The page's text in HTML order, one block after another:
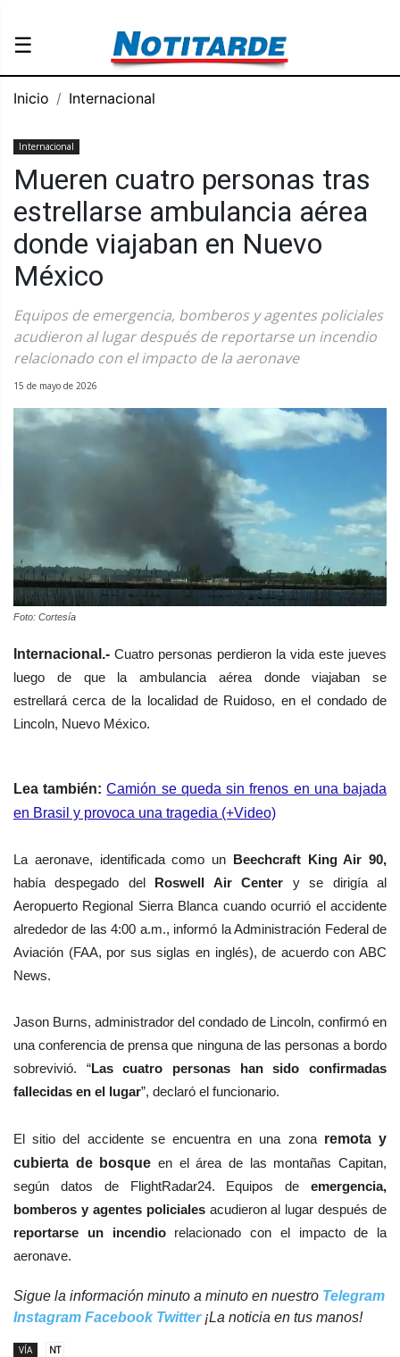
☰
Inicio Internacional
Internacional
Mueren cuatro personas tras
estrellarse ambulancia aérea
donde viajaban en Nuevo
México
Equipos de emergencia, bomberos y agentes policiales
acudieron al lugar después de reportarse un incendio
relacionado con el impacto de la aeronave
15 de mayo de 2026
Foto: Cortesía
Internacional.- Cuatro personas perdieron la vida este jueves
luego de que la ambulancia aérea donde viajaban se
estrellará cerca de la localidad de Ruidoso, en el condado de
Lincoln, Nuevo México.
Lea también:Camión se queda sin frenos en una bajada
en Brasil y provoca una tragedia (+Video)
La aeronave, identificada como un Beechcraft King Air 90,
había despegado del Roswell Air Center y se dirigía al
Aeropuerto Regional Sierra Blanca cuando ocurrió el accidente
alrededor de las 4:00 a.m., informó la Administración Federal de
Aviación (FAA, por sus siglas en inglés), de acuerdo con ABC
News.
Jason Burns, administrador del condado de Lincoln, confirmó en
una conferencia de prensa que ninguna de las personas a bordo
sobrevivió. “Las cuatro personas han sido confirmadas
fallecidas en el lugar”, declaró el funcionario.
El sitio del accidente se encuentra en una zonaremota y
cubierta de bosque en el área de las montañas Capitan,
según datos de FlightRadar24. Equipos de emergencia,
bomberos y agentes policialesacudieron al lugar después de
reportarse un incendiorelacionado con el impacto de la
aeronave.
Sigue la información minuto a minuto en nuestro Telegram
Instagram Facebook Twitter¡La noticia en tus manos!
VÍA
NT